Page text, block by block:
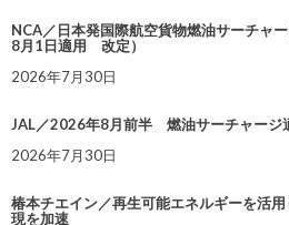
NCA／日本発国際航空貨物燃油サーチャ
8月1日適用 改定）
2026年7月30日
JAL／2026年8月前半 燃油サーチャージ
2026年7月30日
椿本チエイン／再生可能エネルギーを活
現を加速